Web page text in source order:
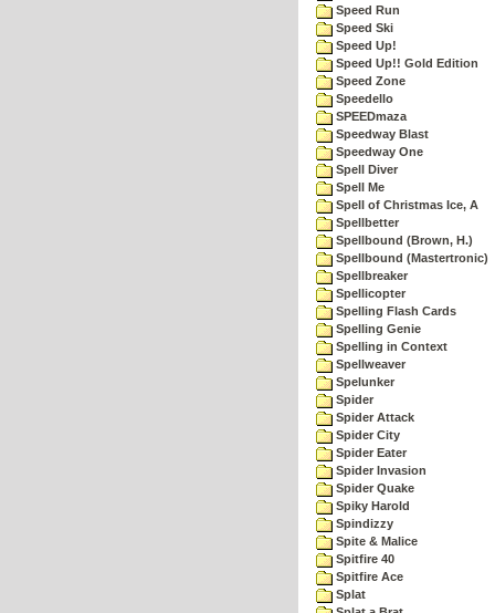
Speed Run
Speed Ski
Speed Up!
Speed Up!! Gold Edition
Speed Zone
Speedello
SPEEDmaza
Speedway Blast
Speedway One
Spell Diver
Spell Me
Spell of Christmas Ice, A
Spellbetter
Spellbound (Brown, H.)
Spellbound (Mastertronic)
Spellbreaker
Spellicopter
Spelling Flash Cards
Spelling Genie
Spelling in Context
Spellweaver
Spelunker
Spider
Spider Attack
Spider City
Spider Eater
Spider Invasion
Spider Quake
Spiky Harold
Spindizzy
Spite & Malice
Spitfire 40
Spitfire Ace
Splat